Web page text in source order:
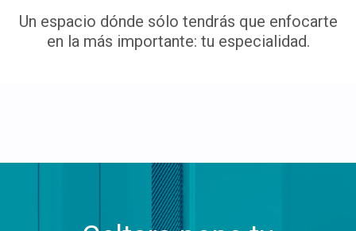
Un espacio dónde sólo tendrás que enfocarte
en la más importante: tu especialidad.